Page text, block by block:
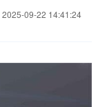
2025-09-22 14:41:24